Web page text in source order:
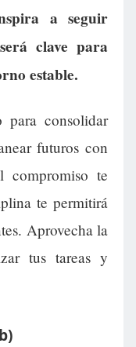
a seguir
clave para
estable.
consolidar
futuros con
compromiso te
te permitirá
Aprovecha la
tus tareas y